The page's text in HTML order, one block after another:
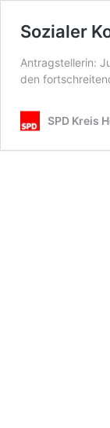
Sozialer
Antragstellerin:
den
SPD Kreis